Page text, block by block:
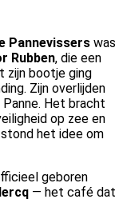
Pannevissers was
Rubben, die een
zijn bootje ging
Zijn overlijden
Het bracht
op zee en
het idee om
geboren
— het café dat